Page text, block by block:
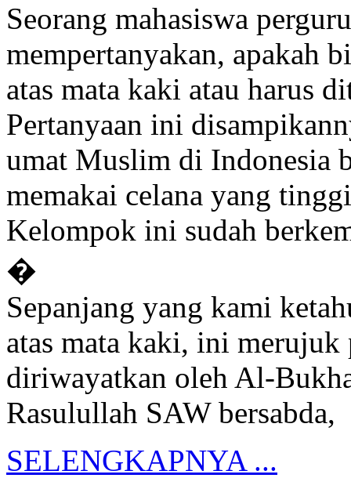
Seorang mahasiswa
mempertanyakan, apakah
atas mata kaki atau harus
Pertanyaan ini
umat Muslim di Indonesia
memakai celana yang
Kelompok ini sudah
�
Sepanjang yang kami
atas mata kaki, ini merujuk
diriwayatkan oleh Al-
Rasulullah SAW bersabda,
SELENGKAPNYA ...